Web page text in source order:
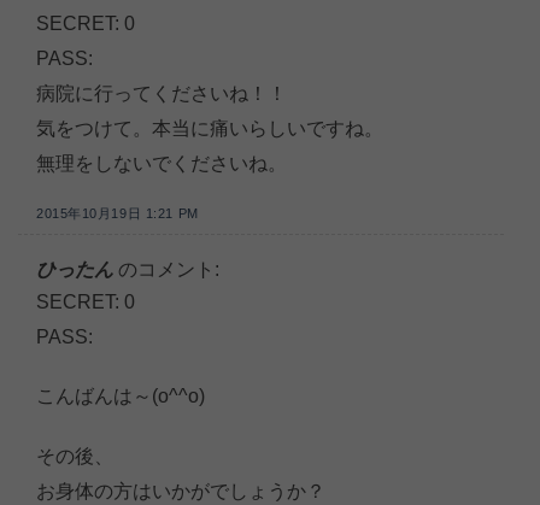
SECRET: 0
PASS:
病院に行ってくださいね！！
気をつけて。本当に痛いらしいですね。
無理をしないでくださいね。
2015年10月19日 1:21 PM
ひったん のコメント:
SECRET: 0
PASS:
こんばんは～(o^^o)
その後、
お身体の方はいかがでしょうか？